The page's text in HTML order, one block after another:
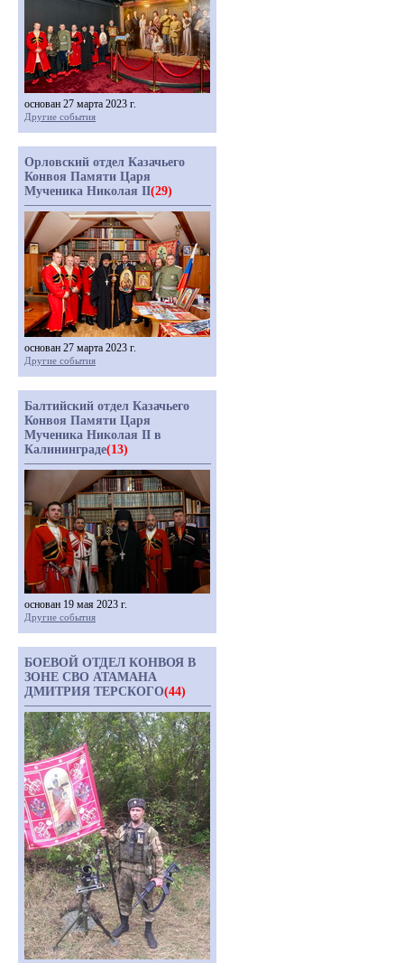
основан 27 марта 2023 г.
Другие события
Орловский отдел Казачьего
Конвоя Памяти Царя
Мученика Николая II(29)
основан 27 марта 2023 г.
Другие события
Балтийский отдел Казачьего
Конвоя Памяти Царя
Мученика Николая II в
Калининграде(13)
основан 19 мая 2023 г.
Другие события
БОЕВОЙ ОТДЕЛ КОНВОЯ В
ЗОНЕ СВО АТАМАНА
ДМИТРИЯ ТЕРСКОГО(44)